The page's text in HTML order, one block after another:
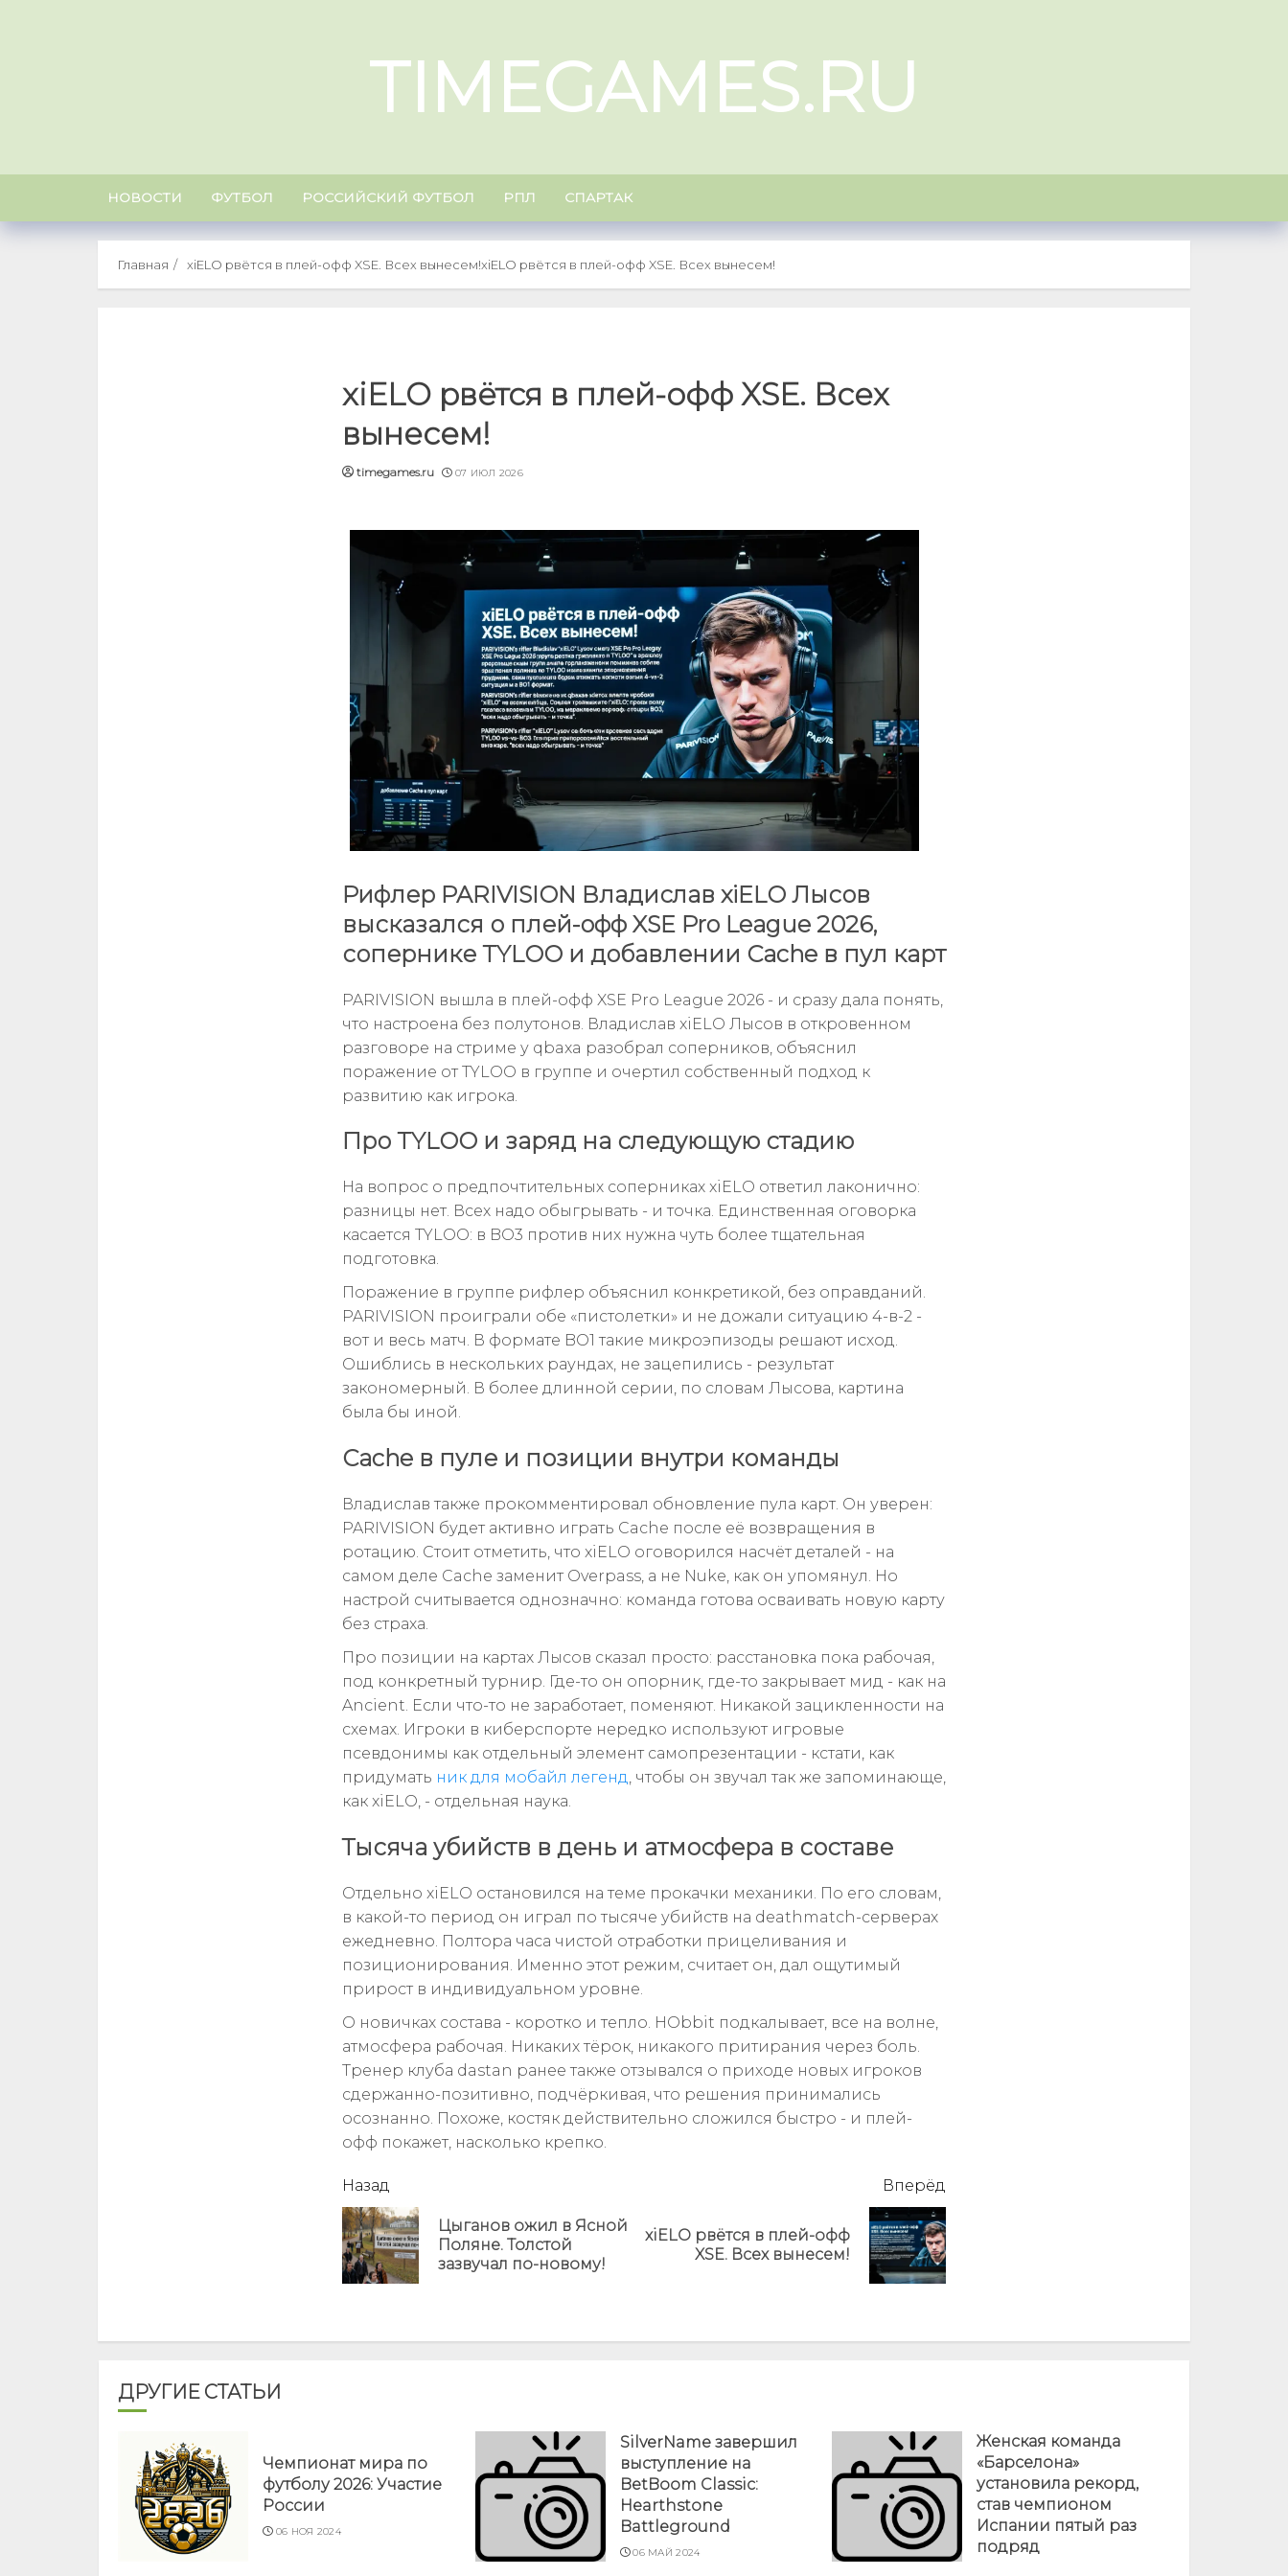
TIMEGAMES.RU
НОВОСТИ ФУТБОЛ РОССИЙСКИЙ ФУТБОЛ РПЛ СПАРТАК
Главная xiELO рвётся в плей-офф XSE. Всех вынесем!xiELO рвётся в плей-офф XSE. Всех вынесем!
xiELO рвётся в плей-офф XSE. Всех
вынесем!
timegames.ru 07 ИЮЛ 2026
Рифлер PARIVISION Владислав xiELO Лысов
высказался о плей-офф XSE Pro League 2026,
сопернике TYLOO и добавлении Cache в пул карт
PARIVISION вышла в плей-офф XSE Pro League 2026 - и сразу дала понять,
что настроена без полутонов. Владислав xiELO Лысов в откровенном
разговоре на стриме у qbaxa разобрал соперников, объяснил
поражение от TYLOO в группе и очертил собственный подход к
развитию как игрока.
Про TYLOO и заряд на следующую стадию
На вопрос о предпочтительных соперниках xiELO ответил лаконично:
разницы нет. Всех надо обыгрывать - и точка. Единственная оговорка
касается TYLOO: в BO3 против них нужна чуть более тщательная
подготовка.
Поражение в группе рифлер объяснил конкретикой, без оправданий.
PARIVISION проиграли обе «пистолетки» и не дожали ситуацию 4-в-2 -
вот и весь матч. В формате BO1 такие микроэпизоды решают исход.
Ошиблись в нескольких раундах, не зацепились - результат
закономерный. В более длинной серии, по словам Лысова, картина
была бы иной.
Cache в пуле и позиции внутри команды
Владислав также прокомментировал обновление пула карт. Он уверен:
PARIVISION будет активно играть Cache после её возвращения в
ротацию. Стоит отметить, что xiELO оговорился насчёт деталей - на
самом деле Cache заменит Overpass, а не Nuke, как он упомянул. Но
настрой считывается однозначно: команда готова осваивать новую карту
без страха.
Про позиции на картах Лысов сказал просто: расстановка пока рабочая,
под конкретный турнир. Где-то он опорник, где-то закрывает мид - как на
Ancient. Если что-то не заработает, поменяют. Никакой зацикленности на
схемах. Игроки в киберспорте нередко используют игровые
псевдонимы как отдельный элемент самопрезентации - кстати, как
придумать ник для мобайл легенд, чтобы он звучал так же запоминающе,
как xiELO, - отдельная наука.
Тысяча убийств в день и атмосфера в составе
Отдельно xiELO остановился на теме прокачки механики. По его словам,
в какой-то период он играл по тысяче убийств на deathmatch-серверах
ежедневно. Полтора часа чистой отработки прицеливания и
позиционирования. Именно этот режим, считает он, дал ощутимый
прирост в индивидуальном уровне.
О новичках состава - коротко и тепло. HObbit подкалывает, все на волне,
атмосфера рабочая. Никаких тёрок, никакого притирания через боль.
Тренер клуба dastan ранее также отзывался о приходе новых игроков
сдержанно-позитивно, подчёркивая, что решения принимались
осознанно. Похоже, костяк действительно сложился быстро - и плей-
офф покажет, насколько крепко.
читать
еще
Назад
Предыдущая
новость
Цыганов ожил в Ясной
Поляне. Толстой
зазвучал по-новому!
Вперёд
Next
xiELO рвётся в плей-офф
XSE. Всех вынесем!
ДРУГИЕ СТАТЬИ
Чемпионат мира по
футболу 2026: Участие
России
06 НОЯ 2024
SilverName завершил
выступление на
BetBoom Classic:
Hearthstone
Battleground
06 МАЙ 2024
Женская команда
«Барселона»
установила рекорд,
став чемпионом
Испании пятый раз
подряд